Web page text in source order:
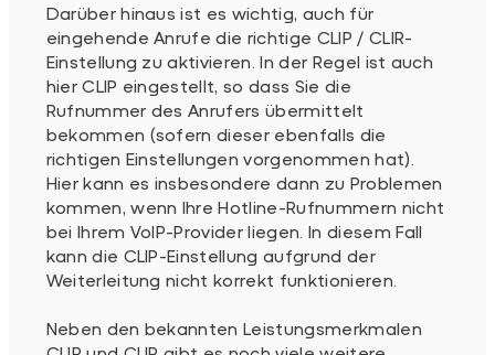
Darüber hinaus ist es wichtig, auch für
eingehende Anrufe die richtige CLIP / CLIR-
Einstellung zu aktivieren. In der Regel ist auch
hier CLIP eingestellt, so dass Sie die
Rufnummer des Anrufers übermittelt
bekommen (sofern dieser ebenfalls die
richtigen Einstellungen vorgenommen hat).
Hier kann es insbesondere dann zu Problemen
kommen, wenn Ihre Hotline-Rufnummern nicht
bei Ihrem VoIP-Provider liegen. In diesem Fall
kann die CLIP-Einstellung aufgrund der
Weiterleitung nicht korrekt funktionieren.
Neben den bekannten Leistungsmerkmalen